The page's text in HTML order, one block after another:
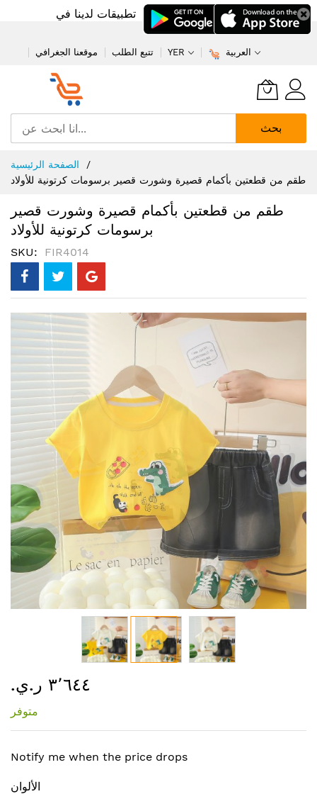
تطبيقات لدينا في
موقعنا الجغرافي تتبع الطلب YER العربية
بحث
إلى
المحتوى
الصفحة الرئيسية
طقم من قطعتين بأكمام قصيرة وشورت قصير برسومات كرتونية للأولاد
طقم من قطعتين بأكمام قصيرة وشورت قصير
برسومات كرتونية للأولاد
SKU FIR4014
الصور
إلى
معرض
الصور
٣٬٦٤٤ ر.ي.‏
متوفر
Notify me when the price drops
الألوان